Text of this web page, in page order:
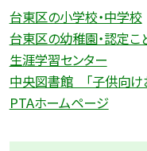
台東区の小学校・中学校
台東区の幼稚園・認定こ
生涯学習センター
中央図書館 「子供向け
PTAホームページ